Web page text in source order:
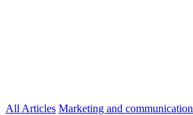
All Articles Marketing and communication